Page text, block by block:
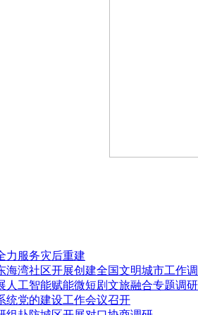
力服务灾后重建
海湾社区开展创建全国文明城市工作
人工智能赋能微短剧文旅融合专题调研
统党的建设工作会议召开